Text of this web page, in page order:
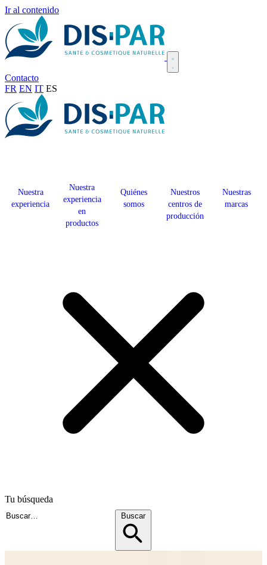
Ir al contenido
Contacto
FR EN IT ES
Nuestra
experiencia
Nuestra
experiencia
en
productos
Quiénes
somos
Nuestros
centros de
producción
Nuestras
marcas
Tu búsqueda
Buscar